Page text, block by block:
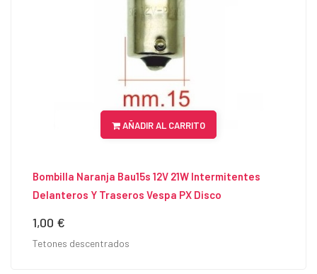
AÑADIR AL CARRITO
Bombilla Naranja Bau15s 12V 21W Intermitentes
Delanteros Y Traseros Vespa PX Disco
Precio
1,00 €
Tetones descentrados